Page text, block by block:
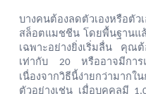
บางคนต้องลดตัวเองหรือตัว
สล็อตแมชชีน โดยพื้นฐานแ
เฉพาะอย่างยิ่งเริ่มลื่น
คุณต้
เท่ากับ 20 หรืออาจมีการ
เนื่องจากวิธีนี้ง่ายกว่ามากใ
ตัวอย่างเช่น เมื่อบุคคลมี